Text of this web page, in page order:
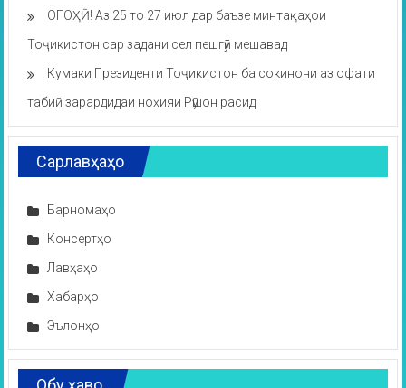
ОГОҲӢ! Аз 25 то 27 июл дар баъзе минтақаҳои
Тоҷикистон сар задани сел пешгӯӣ мешавад
Кумаки Президенти Тоҷикистон ба сокинони аз офати
табиӣ зарардидаи ноҳияи Рӯшон расид
Сарлавҳаҳо
Барномаҳо
Консертҳо
Лавҳаҳо
Хабарҳо
Эълонҳо